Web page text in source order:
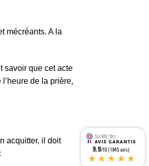
mécréants. A la
savoir que cet acte
de la prière,
acquitter, il doit
9.9/10 (1845 avis)
★★★★★